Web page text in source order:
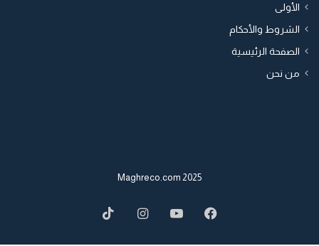
الأولى
الشروط والأحكام
الصفحة الرئيسية
من نحن
2025 Maghreco.com
Facebook
YouTube
Instagram